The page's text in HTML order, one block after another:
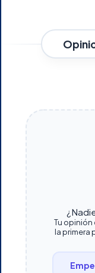
Tu opinión
la primera